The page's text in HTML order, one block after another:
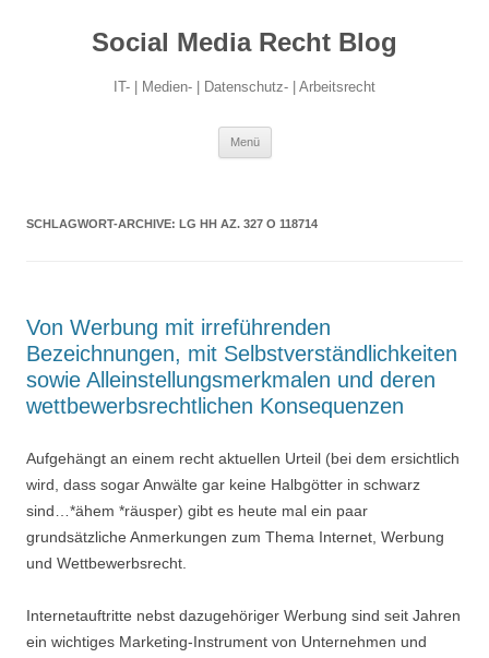
Social Media Recht Blog
IT- | Medien- | Datenschutz- | Arbeitsrecht
Menü
SCHLAGWORT-ARCHIVE: LG HH AZ. 327 O 118714
Von Werbung mit irreführenden
Bezeichnungen, mit Selbstverständlichkeiten
sowie Alleinstellungsmerkmalen und deren
wettbewerbsrechtlichen Konsequenzen
Aufgehängt an einem recht aktuellen Urteil (bei dem ersichtlich
wird, dass sogar Anwälte gar keine Halbgötter in schwarz
sind…*ähem *räusper) gibt es heute mal ein paar
grundsätzliche Anmerkungen zum Thema Internet, Werbung
und Wettbewerbsrecht.
Internetauftritte nebst dazugehöriger Werbung sind seit Jahren
ein wichtiges Marketing-Instrument von Unternehmen und